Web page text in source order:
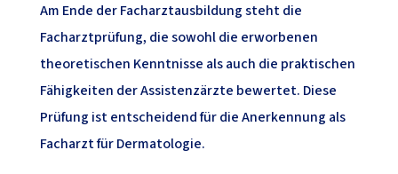
Am Ende der Facharztausbildung steht die
Facharztprüfung, die sowohl die erworbenen
theoretischen Kenntnisse als auch die praktischen
Fähigkeiten der Assistenzärzte bewertet. Diese
Prüfung ist entscheidend für die Anerkennung als
Facharzt für Dermatologie.